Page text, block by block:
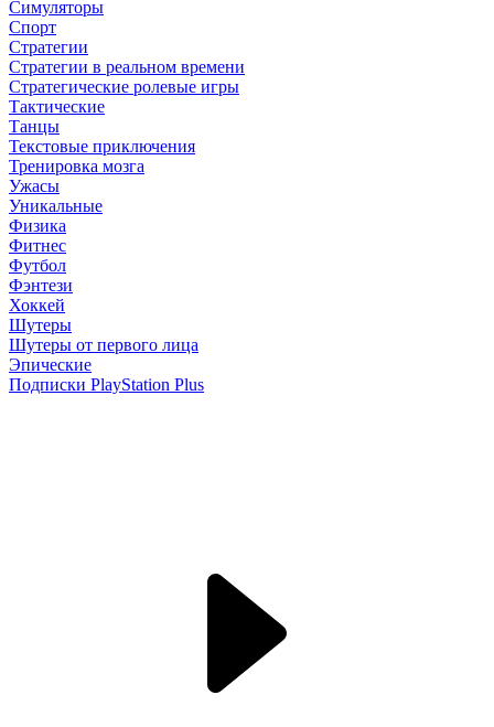
Симуляторы
Спорт
Стратегии
Стратегии в реальном времени
Стратегические ролевые игры
Тактические
Танцы
Текстовые приключения
Тренировка мозга
Ужасы
Уникальные
Физика
Фитнес
Футбол
Фэнтези
Хоккей
Шутеры
Шутеры от первого лица
Эпические
Подписки PlayStation Plus